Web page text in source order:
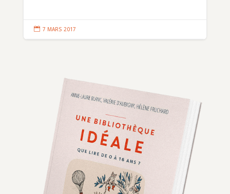
 7 MARS 2017